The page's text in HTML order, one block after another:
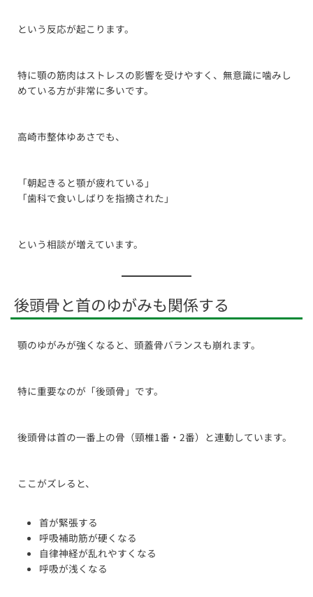
という反応が起こります。
特に顎の筋肉はストレスの影響を受けやすく、無意識に噛みし
めている方が非常に多いです。
高崎市整体ゆあさでも、
「朝起きると顎が疲れている」
「歯科で食いしばりを指摘された」
という相談が増えています。
後頭骨と首のゆがみも関係する
顎のゆがみが強くなると、頭蓋骨バランスも崩れます。
特に重要なのが「後頭骨」です。
後頭骨は首の一番上の骨（頸椎1番・2番）と連動しています。
ここがズレると、
首が緊張する
呼吸補助筋が硬くなる
自律神経が乱れやすくなる
呼吸が浅くなる